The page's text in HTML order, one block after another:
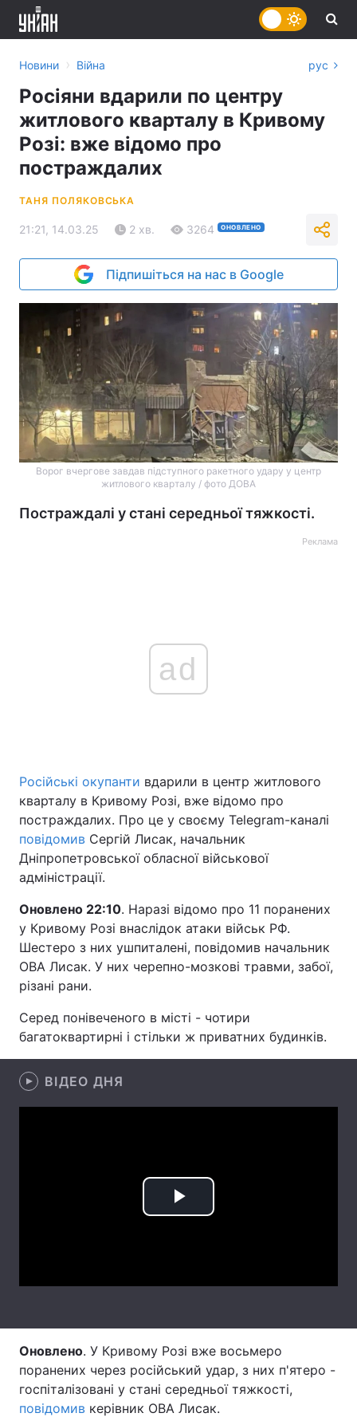
Головна Війна
Україна Політика
Економіка Світ
Спорт
Техно і зв'язок Лайт
Зброя Інциденти
Здоров'я
Цікавинки
Екологія Регіони
Думки
Вакансії
Послуги
Новини › Війна рус
Росіяни вдарили по центру
житлового кварталу в Кривому
Розі: вже відомо про
постраждалих
ТАНЯ ПОЛЯКОВСЬКА
21:21, 14.03.25 2 хв. 3264 ОНОВЛЕНО
Підпишіться на нас в Google
Ворог вчергове завдав підступного ракетного удару у центр
житлового кварталу / фото ДОВА
Постраждалі у стані середньої тяжкості.
Реклама
ad
Російські окупанти вдарили в центр житлового
кварталу в Кривому Розі, вже відомо про
постраждалих. Про це у своєму Telegram-каналі
повідомив Сергій Лисак, начальник
Дніпропетровської обласної військової
адміністрації.
Оновлено 22:10. Наразі відомо про 11 поранених
у Кривому Розі внаслідок атаки військ РФ.
Шестеро з них ушпиталені, повідомив начальник
ОВА Лисак. У них черепно-мозкові травми, забої,
різані рани.
Серед понівеченого в місті - чотири
багатоквартирні і стільки ж приватних будинків.
ВІДЕО ДНЯ
Play
Оновлено. У Кривому Розі вже восьмеро
поранених через російський удар, з них п'ятеро -
госпіталізовані у стані середньої тяжкості,
повідомив керівник ОВА Лисак.